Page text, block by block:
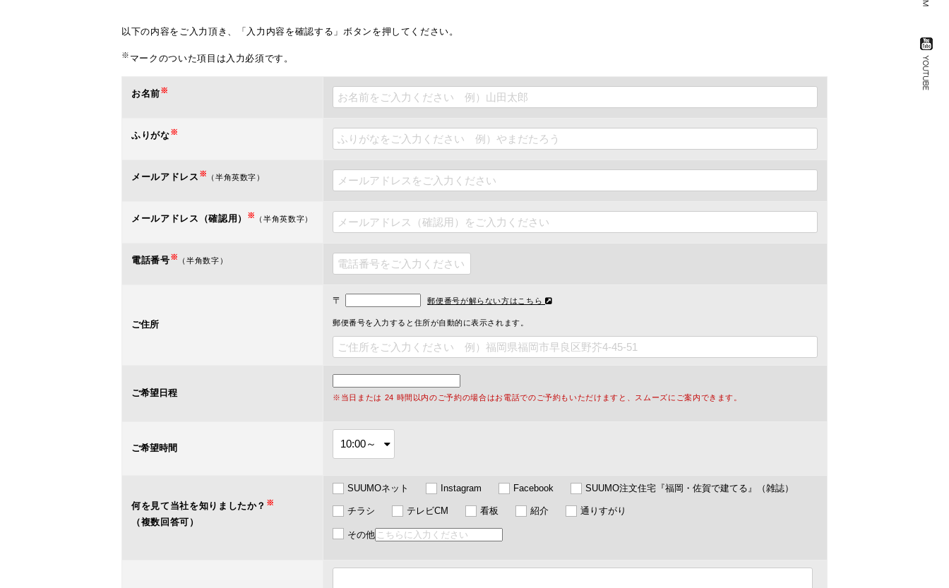
以下の内容をご入力頂き、「入力内容を確認する」ボタンを押してください。
※ マークのついた項目は入力必須です。
お名前※
ふりがな※
メールアドレス ※ （半角英数字）
メールアドレス（確認用） ※ （半角英数字）
電話番号※ （半角数字）
ご住所
〒 郵便番号が解らない方はこちら
郵便番号を入力すると住所が自動的に表示されます。
ご希望日程 ※当日または 24 時間以内のご予約の場合はお電話でのご予約もいただけますと、スムーズにご案内できます。
ご希望時間
何を見て当社を知りましたか？ ※
（複数回答可）
SUUMOネット Instagram Facebook SUUMO注文住宅『福岡・佐賀で建てる』（雑誌）
チラシ テレビCM 看板 紹介 通りすがり
その他